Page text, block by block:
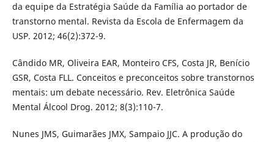
da equipe da Estratégia Saúde da Família ao portador de
transtorno mental. Revista da Escola de Enfermagem da
USP. 2012; 46(2):372-9.
Cândido MR, Oliveira EAR, Monteiro CFS, Costa JR, Benício
GSR, Costa FLL. Conceitos e preconceitos sobre transtornos
mentais: um debate necessário. Rev. Eletrônica Saúde
Mental Álcool Drog. 2012; 8(3):110-7.
Nunes JMS, Guimarães JMX, Sampaio JJC. A produção do